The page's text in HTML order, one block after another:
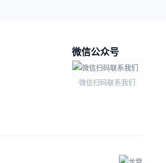
微信公众号
微信扫码联系我们